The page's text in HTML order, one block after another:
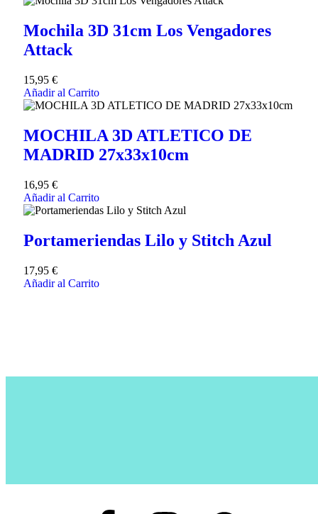
Mochila 3D 31cm Los Vengadores
Attack
15,95 €
Añadir al Carrito
MOCHILA 3D ATLETICO DE
MADRID 27x33x10cm
16,95 €
Añadir al Carrito
Portameriendas Lilo y Stitch Azul
17,95 €
Añadir al Carrito